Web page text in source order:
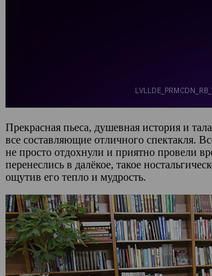
Прекрасная пьеса, душевная история и
все составляющие отличного спектакля.
не просто отдохнули и приятно провели
перенеслись в далёкое, такое
ощутив его тепло и мудрость.